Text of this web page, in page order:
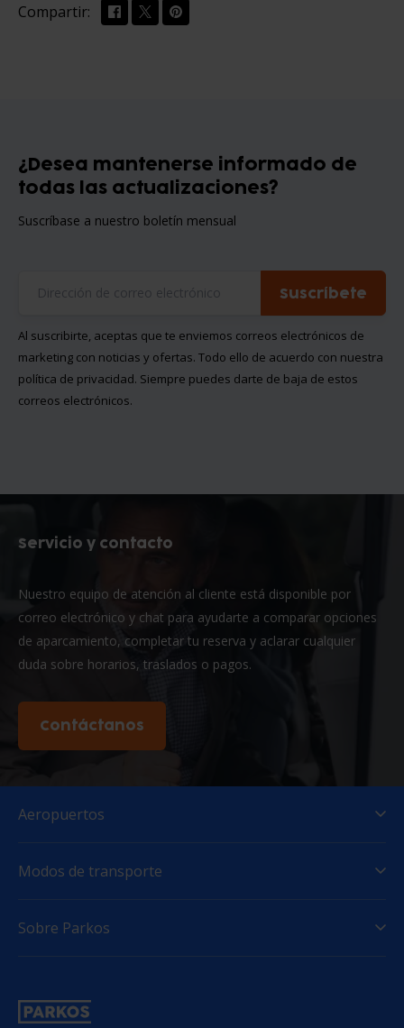
Compartir:
¿Desea mantenerse informado de
todas las actualizaciones?
Suscríbase a nuestro boletín mensual
Suscríbete
Al suscribirte, aceptas que te enviemos correos electrónicos de
marketing con noticias y ofertas. Todo ello de acuerdo con nuestra
política de privacidad. Siempre puedes darte de baja de estos
correos electrónicos.
Servicio y contacto
Nuestro equipo de atención al cliente está disponible por
correo electrónico y chat para ayudarte a comparar opciones
de aparcamiento, completar tu reserva y aclarar cualquier
duda sobre horarios, traslados o pagos.
Contáctanos
Aeropuertos
Modos de transporte
Sobre Parkos